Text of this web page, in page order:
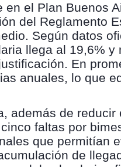
en el Plan Buenos
del Reglamento
Según datos
llega al 19,6% y
En
anuales, lo que
además de reducir
faltas por
que permitían
de